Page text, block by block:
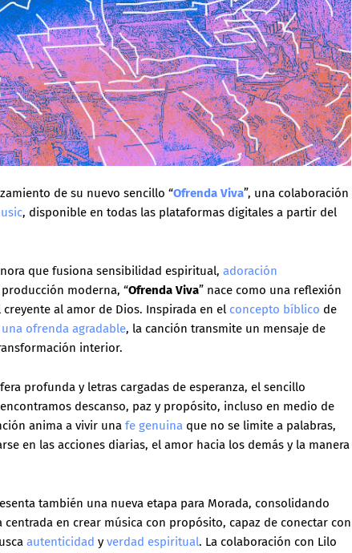
de su nuevo sencillo “Ofrenda Viva”, una colaboración
, disponible en todas las plataformas digitales a partir del
que fusiona sensibilidad espiritual, adoración
moderna, “Ofrenda Viva” nace como una reflexión
al amor de Dios. Inspirada en el concepto bíblico de
ofrenda agradable, la canción transmite un mensaje de
interior.
profunda y letras cargadas de esperanza, el sencillo
descanso, paz y propósito, incluso en medio de
anima a vivir una fe genuina que no se limite a palabras,
en las acciones diarias, el amor hacia los demás y la manera
también una nueva etapa para Morada, consolidando
en crear música con propósito, capaz de conectar con
autenticidad y verdad espiritual. La colaboración con Lilo